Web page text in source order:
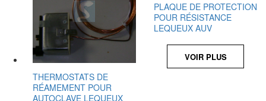
THERMOSTATS DE
RÉAMEMENT POUR
AUTOCLAVE LEQUEUX
PLAQUE DE PROTECTION
POUR RÉSISTANCE
LEQUEUX AUV
VOIR PLUS